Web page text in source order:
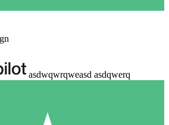
asdwqwrqweasd asdqwerq